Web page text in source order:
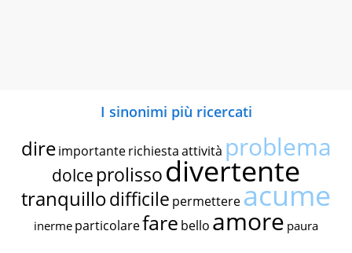
I sinonimi più ricercati
dire importante richiestaattività problema
dolce prolissodivertente
tranquillodifficile permettereacume
inerme particolarefare bello amore paura